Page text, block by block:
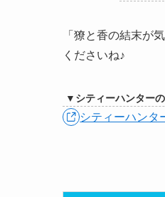
「獠と香の結末が
くださいね♪
▼シティーハンター
シティーハンタ